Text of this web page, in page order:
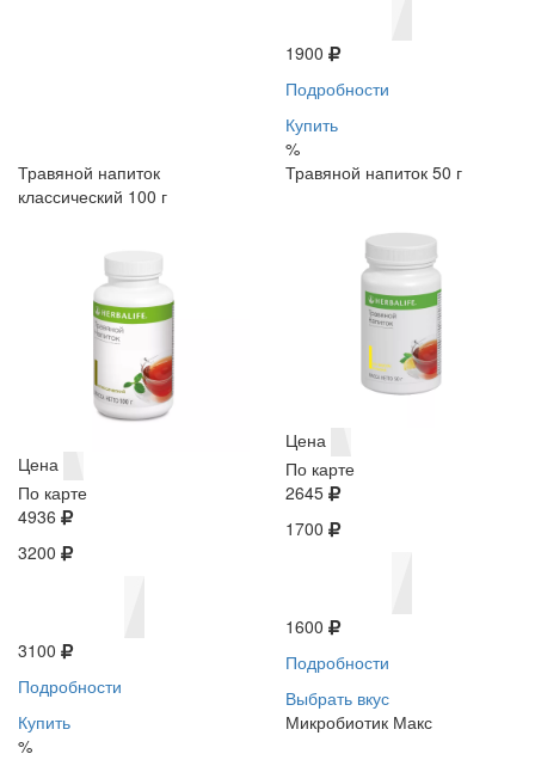
1900
Подробности
Купить
%
Травяной напиток
классический 100 г
Цена
По карте
4936
3200
3100
Подробности
Купить
%
Травяной напиток 50 г
Цена
По карте
2645
1700
1600
Подробности
Выбрать вкус
Микробиотик Макс